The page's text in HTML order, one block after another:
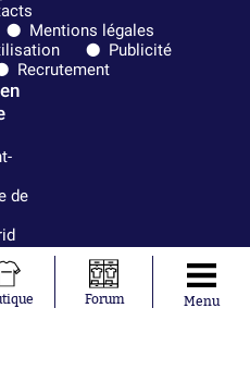
Mentions légales
Publicité
Recrutement
de
Forum Menu